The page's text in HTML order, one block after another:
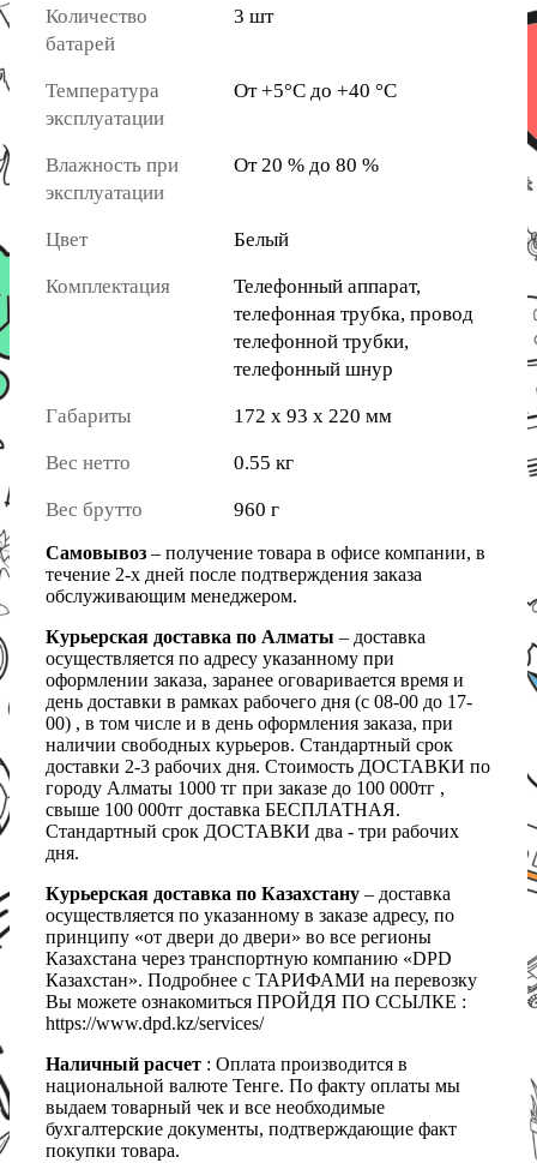
Количество
батарей
3 шт
Температура
эксплуатации
От +5°C до +40 °C
Влажность при
эксплуатации
От 20 % до 80 %
Цвет Белый
Комплектация
Телефонный аппарат,
телефонная трубка, провод
телефонной трубки,
телефонный шнур
Габариты 172 x 93 x 220 мм
Вес нетто 0.55 кг
Вес брутто 960 г
Самовывоз – получение товара в офисе компании, в
течение 2-х дней после подтверждения заказа
обслуживающим менеджером.
Курьерская доставка по Алматы – доставка
осуществляется по адресу указанному при
оформлении заказа, заранее оговаривается время и
день доставки в рамках рабочего дня (с 08-00 до 17-
00) , в том числе и в день оформления заказа, при
наличии свободных курьеров. Стандартный срок
доставки 2-3 рабочих дня. Стоимость ДОСТАВКИ по
городу Алматы 1000 тг при заказе до 100 000тг ,
свыше 100 000тг доставка БЕСПЛАТНАЯ.
Стандартный срок ДОСТАВКИ два - три рабочих
дня.
Курьерская доставка по Казахстану – доставка
осуществляется по указанному в заказе адресу, по
принципу «от двери до двери» во все регионы
Казахстана через транспортную компанию «DPD
Казахстан». Подробнее с ТАРИФАМИ на перевозку
Вы можете ознакомиться ПРОЙДЯ ПО ССЫЛКЕ :
https://www.dpd.kz/services/
Наличный расчет : Оплата производится в
национальной валюте Тенге. По факту оплаты мы
выдаем товарный чек и все необходимые
бухгалтерские документы, подтверждающие факт
покупки товара.